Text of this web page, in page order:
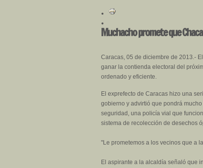
Muchacho promete que
Caracas, 05 de diciembre de 2013.-
ganar la contienda electoral del
ordenado y eficiente.
El exprefecto de Caracas hizo una
gobierno y advirtió que pondrá
seguridad, una policía vial que
sistema de recolección de desechos
"Le prometemos a los vecinos que a
El aspirante a la alcaldía señaló que